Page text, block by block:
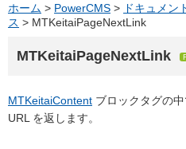
ホーム > PowerCMS > ドキュメン
ス > MTKeitaiPageNextLink
MTKeitaiPageNextLink
MTKeitaiContent ブロックタグの
URL を返します。